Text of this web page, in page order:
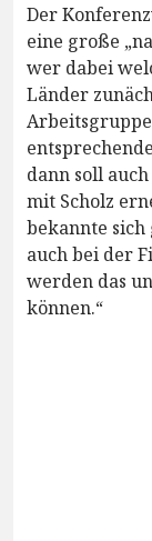
Der
eine große
wer dabei
Länder
dann soll
mit Scholz
bekannte
auch bei der
werden das
können.“